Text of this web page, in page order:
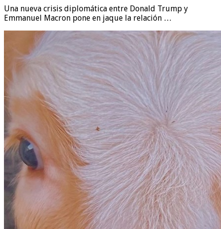
Una nueva crisis diplomática entre Donald Trump y
Emmanuel Macron pone en jaque la relación …